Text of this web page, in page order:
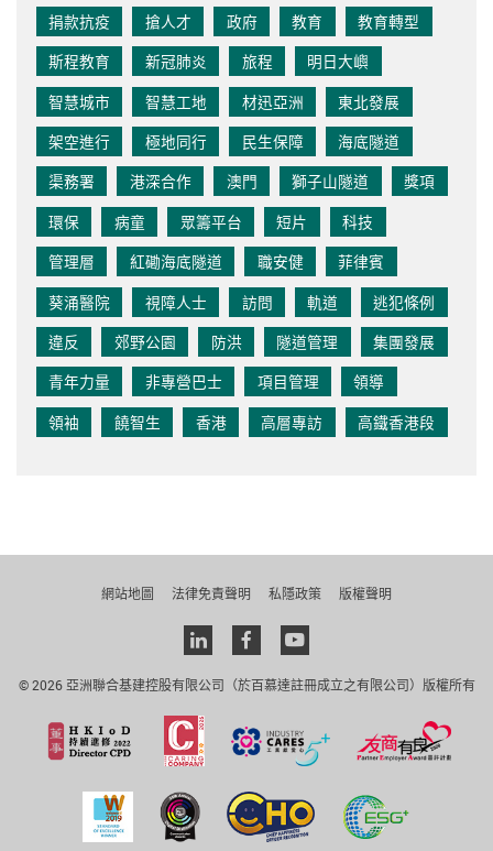
捐款抗疫
搶人才 政府 教育
教育轉型
斯程教育
新冠肺炎 旅程
明日大嶼
智慧城市
智慧工地 材迅亞洲
東北發展
架空進行
極地同行 民生保障
海底隧道
渠務署
港深合作 澳門 獅子山隧道
獎項
環保
病童 眾籌平台 短片
科技
管理層
紅磡海底隧道 職安健
菲律賓
葵涌醫院
視障人士 訪問 軌道
逃犯條例
違反
郊野公園 防洪 隧道管理
集團發展
青年力量
非專營巴士 項目管理
領導
領袖
饒智生 香港 高層專訪 高鐵香港段
網站地圖 法律免責聲明 私隱政策 版權聲明
Linkedinfacebookyoutube
© 2026 亞洲聯合基建控股有限公司（於百慕達註冊成立之有限公司）版權所有